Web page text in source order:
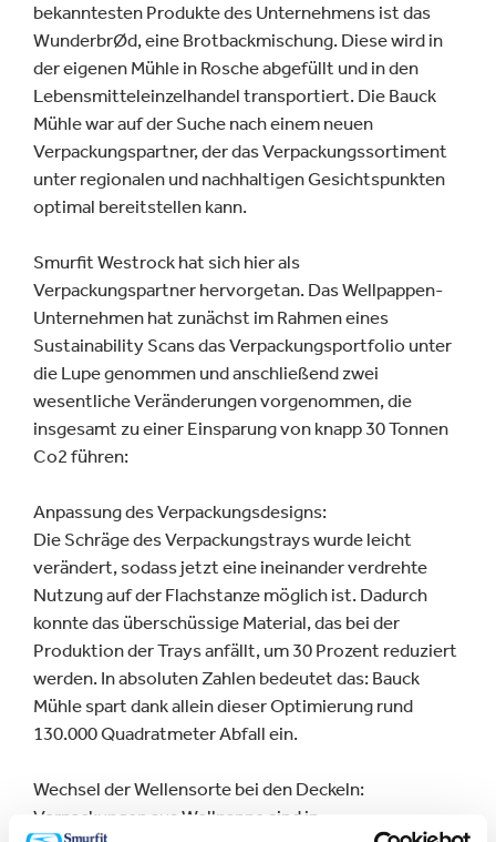
bekanntesten Produkte des Unternehmens ist das
WunderbrØd, eine Brotbackmischung. Diese wird in
der eigenen Mühle in Rosche abgefüllt und in den
Lebensmitteleinzelhandel transportiert. Die Bauck
Mühle war auf der Suche nach einem neuen
Verpackungspartner, der das Verpackungssortiment
unter regionalen und nachhaltigen Gesichtspunkten
optimal bereitstellen kann.
Smurfit Westrock hat sich hier als
Verpackungspartner hervorgetan. Das Wellpappen-
Unternehmen hat zunächst im Rahmen eines
Sustainability Scans das Verpackungsportfolio unter
die Lupe genommen und anschließend zwei
wesentliche Veränderungen vorgenommen, die
insgesamt zu einer Einsparung von knapp 30 Tonnen
Co2 führen:
Anpassung des Verpackungsdesigns:
Die Schräge des Verpackungstrays wurde leicht
verändert, sodass jetzt eine ineinander verdrehte
Nutzung auf der Flachstanze möglich ist. Dadurch
konnte das überschüssige Material, das bei der
Produktion der Trays anfällt, um 30 Prozent reduziert
werden. In absoluten Zahlen bedeutet das: Bauck
Mühle spart dank allein dieser Optimierung rund
130.000 Quadratmeter Abfall ein.
Wechsel der Wellensorte bei den Deckeln:
Verpackungen aus Wellpappe sind in